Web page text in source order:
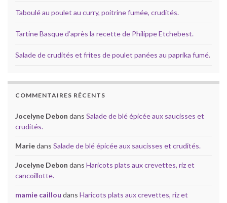
Taboulé au poulet au curry, poitrine fumée, crudités.
Tartine Basque d’après la recette de Philippe Etchebest.
Salade de crudités et frites de poulet panées au paprika fumé.
COMMENTAIRES RÉCENTS
Jocelyne Debon dans Salade de blé épicée aux saucisses et
crudités.
Mariedans Salade de blé épicée aux saucisses et crudités.
Jocelyne Debon dans Haricots plats aux crevettes, riz et
cancoillotte.
mamie caillou dans Haricots plats aux crevettes, riz et